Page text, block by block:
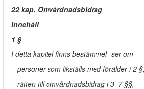
22 kap. Omvårdnadsbidrag
Innehåll
1 §
I detta kapitel finns bestämmel- ser om
– personer som likställs med förälder i 2 §,
– rätten till omvårdnadsbidrag i 3–7 §§,